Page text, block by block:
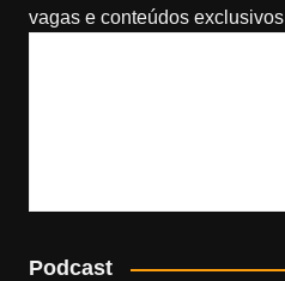
vagas e conteúdos exclusivos
Podcast